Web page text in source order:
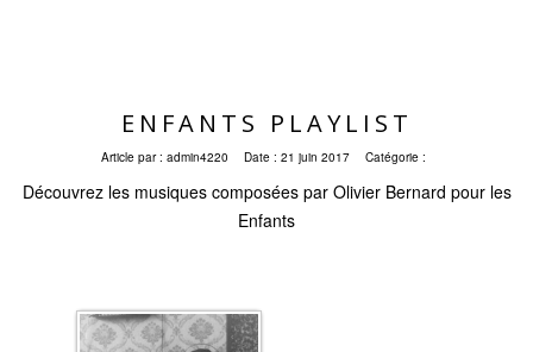
ENFANTS PLAYLIST
Article par : admin4220 Date : 21 juin 2017 Catégorie :
Découvrez les musiques composées par Olivier Bernard pour les
Enfants